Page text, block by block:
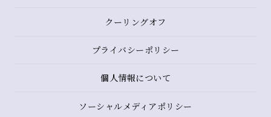
クーリングオフ
プライバシーポリシー
個人情報について
ソーシャルメディアポリシー